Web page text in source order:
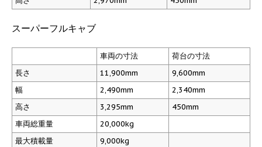
スーパーフルキャブ
車両の寸法
荷台の寸法
長さ
11,900mm
9,600mm
幅
2,490mm
2,340mm
高さ
3,295mm
450mm
車両総重量
20,000kg
最大積載量
9,000kg